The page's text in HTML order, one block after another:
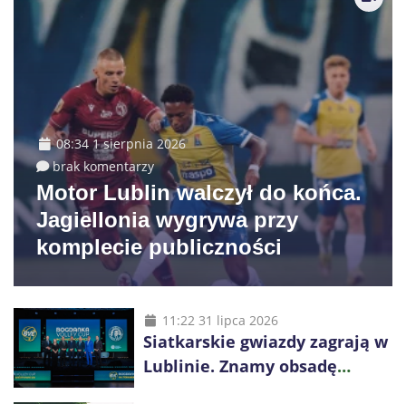
08:34 1 sierpnia 2026
brak komentarzy
Motor Lublin walczył do końca.
Jagiellonia wygrywa przy
komplecie publiczności
11:22 31 lipca 2026
Siatkarskie gwiazdy zagrają w
Lublinie. Znamy obsadę